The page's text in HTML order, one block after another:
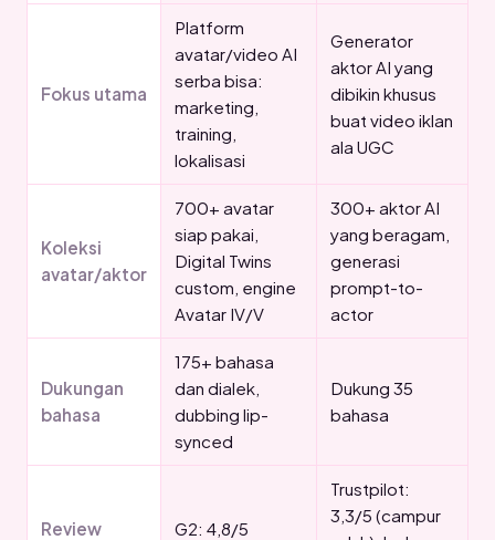
Fokus utama
Platform
avatar/video AI
serba bisa:
marketing,
training,
lokalisasi
Generator
aktor AI yang
dibikin khusus
buat video iklan
ala UGC
Koleksi
avatar/aktor
700+ avatar
siap pakai,
Digital Twins
custom, engine
Avatar IV/V
300+ aktor AI
yang beragam,
generasi
prompt-to-
actor
Dukungan
bahasa
175+ bahasa
dan dialek,
dubbing lip-
synced
Dukung 35
bahasa
Review G2: 4,8/5
Trustpilot:
3,3/5 (campur